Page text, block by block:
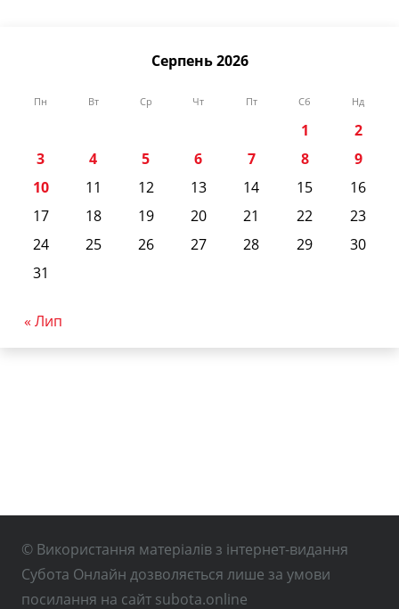
Серпень 2026
Пн Вт Ср Чт Пт Сб Нд
1
2
3
4 5 6 7 8
9
10
11 12 13 14 15
16
17
18 19 20 21 22
23
24
25 26 27 28 29
30
31
« Лип
© Використання матеріалів з інтернет-видання
Субота Онлайн дозволяється лише за умови
посилання на сайт subota.online